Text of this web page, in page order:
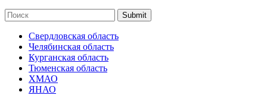
Submit
Свердловская область
Челябинская область
Курганская область
Тюменская область
ХМАО
ЯНАО